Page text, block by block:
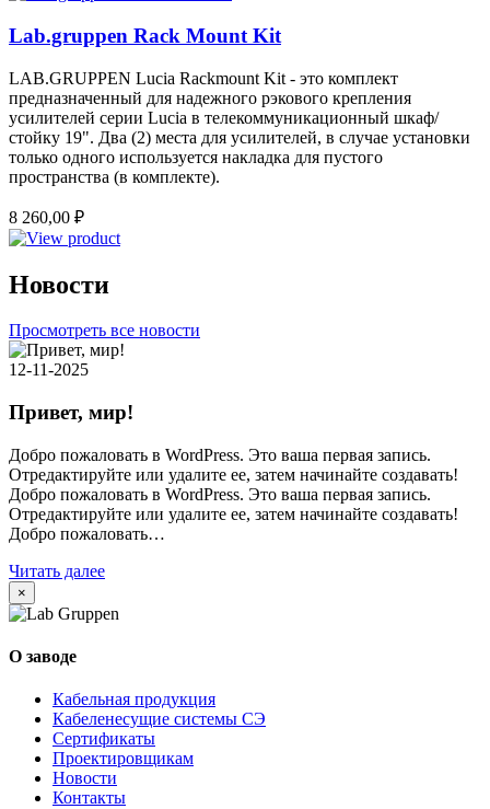
Lab.gruppen Rack Mount Kit
LAB.GRUPPEN Lucia Rackmount Kit - это комплект
предназначенный для надежного рэкового крепления
усилителей серии Lucia в телекоммуникационный шкаф/
стойку 19". Два (2) места для усилителей, в случае установки
только одного используется накладка для пустого
пространства (в комплекте).
8 260,00 ₽
Новости
Просмотреть все новости
12-11-2025
Привет, мир!
Добро пожаловать в WordPress. Это ваша первая запись.
Отредактируйте или удалите ее, затем начинайте создавать!
Добро пожаловать в WordPress. Это ваша первая запись.
Отредактируйте или удалите ее, затем начинайте создавать!
Добро пожаловать…
Читать далее
×
О заводе
Кабельная продукция
Кабеленесущие системы СЭ
Сертификаты
Проектировщикам
Новости
Контакты